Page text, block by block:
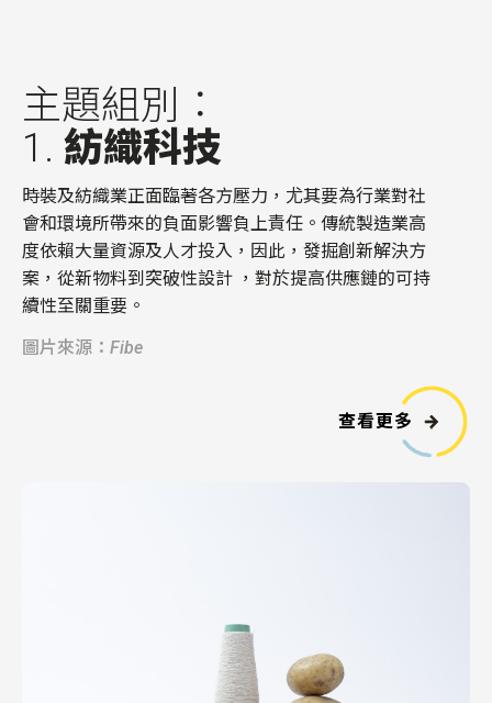
主題組別：
1. 紡織科技
時裝及紡織業正面臨著各方壓力，尤其要為行業對社
會和環境所帶來的負面影響負上責任。 傳統製造業高
度依賴大量資源及人才投入，因此， 發掘創新解決方
案，從新物料到突破性設計 ，對於提高供應鏈的可持
續性至關重要。
圖片來源：Fibe
查看更多